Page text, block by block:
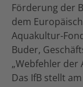
Förderung der
dem
Aquakultur-
Buder,
„Webfehler der
Das IfB stellt